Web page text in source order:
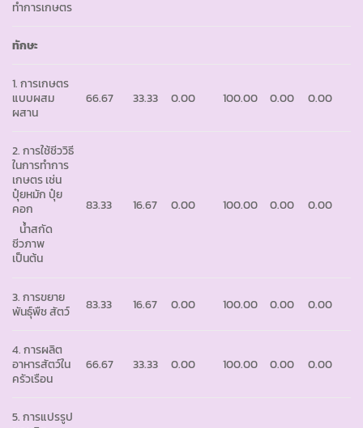
ทำการเกษตร
ทักษะ
1. การเกษตร
แบบผสม
ผสาน
66.67 33.33 0.00 100.00 0.00 0.00
2. การใช้ชีววิธี
ในการทำการ
เกษตร เช่น
ปุ๋ยหมัก ปุ๋ย
คอก
น้ำสกัด
ชีวภาพ
เป็นต้น
83.33 16.67 0.00 100.00 0.00 0.00
3. การขยาย
พันธุ์พืช สัตว์
83.33 16.67 0.00 100.00 0.00 0.00
4. การผลิต
อาหารสัตว์ใน
ครัวเรือน
66.67 33.33 0.00 100.00 0.00 0.00
5. การแปรรูป